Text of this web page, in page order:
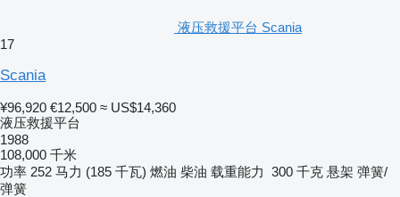
液压救援平台 Scania
17
Scania
¥96,920 €12,500 ≈ US$14,360
液压救援平台
1988
108,000 千米
功率 252 马力 (185 千瓦) 燃油 柴油 载重能力 300 千克 悬架 弹簧/
弹簧